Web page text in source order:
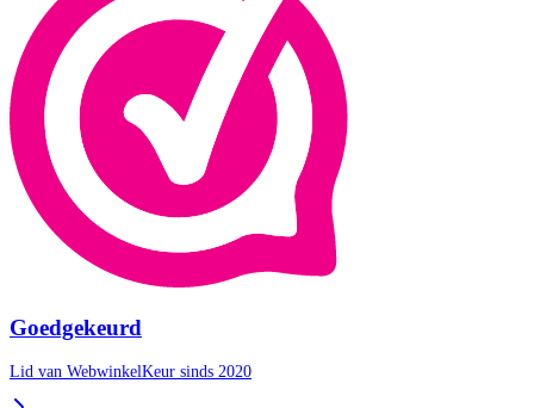
Goedgekeurd
Lid van WebwinkelKeur sinds 2020